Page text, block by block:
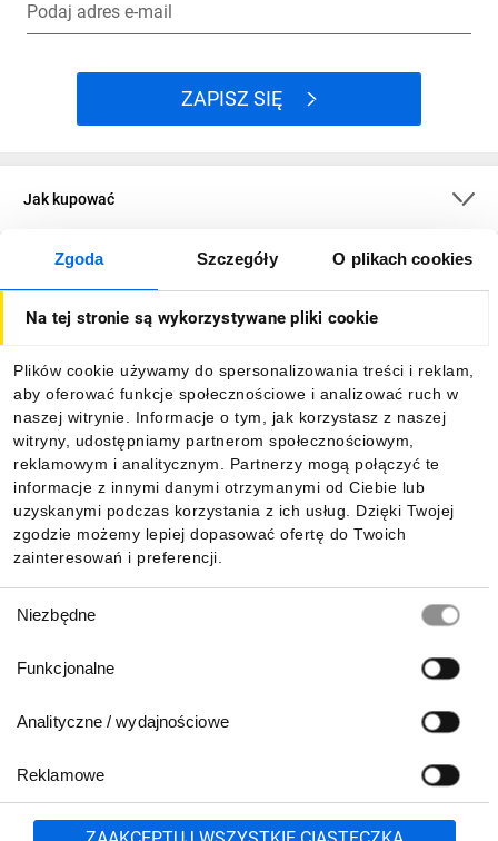
Zgoda Szczegóły O plikach cookies
Na tej stronie są wykorzystywane pliki cookie
Plików cookie używamy do spersonalizowania treści i reklam,
aby oferować funkcje społecznościowe i analizować ruch w
naszej witrynie. Informacje o tym, jak korzystasz z naszej
witryny, udostępniamy partnerom społecznościowym,
reklamowym i analitycznym. Partnerzy mogą połączyć te
informacje z innymi danymi otrzymanymi od Ciebie lub
uzyskanymi podczas korzystania z ich usług. Dzięki Twojej
zgodzie możemy lepiej dopasować ofertę do Twoich
zainteresowań i preferencji.
zgody
Niezbędne
Funkcjonalne
Analityczne / wydajnościowe
Reklamowe
Podaj adres e-mail
ZAPISZ SIĘ
Jak kupować
O firmie
Informacje
Pobierz naszą aplikację mobilną:
801 500 700 lub 71 37 61 600